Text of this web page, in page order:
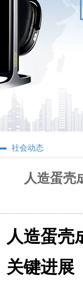
社会动态
人造蛋壳
人造蛋壳
关键进展